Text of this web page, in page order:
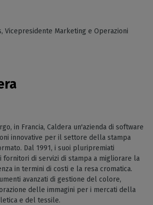
Vicepresidente Marketing e Operazioni
in Francia, Caldera un'azienda di software
innovative per il settore della stampa
Dal 1991, i suoi pluripremiati
fornitori di servizi di stampa a migliorare la
in termini di costi e la resa cromatica.
avanzati di gestione del colore,
delle immagini per i mercati della
e del tessile.